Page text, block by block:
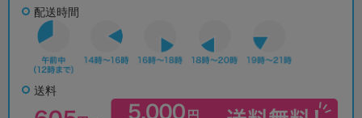
配送時間
送料